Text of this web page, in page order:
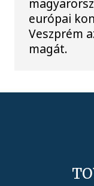
európai
Veszprém
magát.